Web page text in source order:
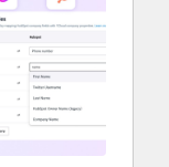
die auf
von